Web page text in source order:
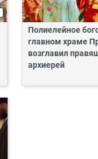
Полиелейное
главном храме
возглавил
архиерей